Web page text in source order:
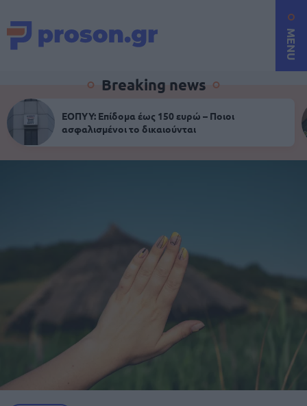
MENU
Breaking news
ΕΟΠΥΥ: Επίδομα έως 150 ευρώ – Ποιοι
ασφαλισμένοι το δικαιούνται